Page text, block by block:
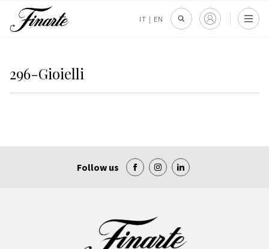
IT | EN
296-Gioielli
Follow us